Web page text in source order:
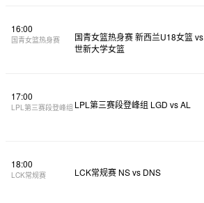
16:00
国青女篮热身赛
国青女篮热身赛 新西兰U18女篮 vs
世新大学女篮
17:00
LPL第三赛段登峰组 LPL第三赛段登峰组 LGD vs AL
18:00
LCK常规赛 LCK常规赛 NS vs DNS